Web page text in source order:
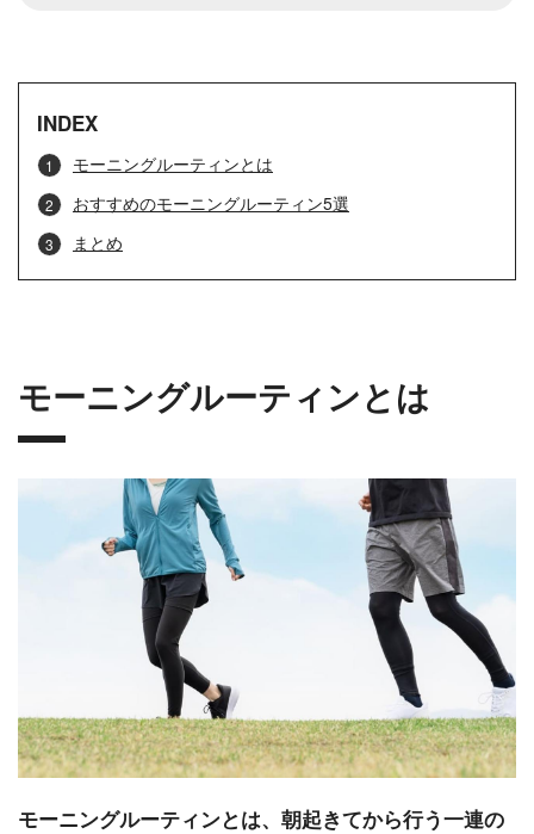
INDEX
モーニングルーティンとは
おすすめのモーニングルーティン5選
まとめ
モーニングルーティンとは
モーニングルーティンとは、朝起きてから行う一連の